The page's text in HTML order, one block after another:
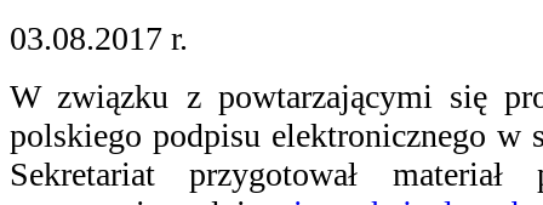
03.08.2017 r.
W związku z powtarzającymi się
polskiego podpisu elektronicznego w
Sekretariat przygotował materiał